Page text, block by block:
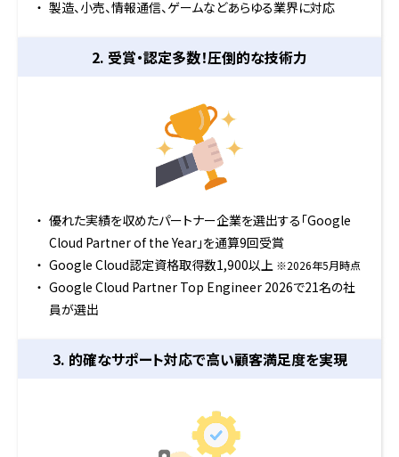
製造、小売、情報通信、ゲームなどあらゆる業界に対応
2. 受賞・認定多数！圧倒的な技術力
優れた実績を収めたパートナー企業を選出する「Google
Cloud Partner of the Year」を通算9回受賞
Google Cloud認定資格取得数1,900以上 ※2026年5月時点
Google Cloud Partner Top Engineer 2026で21名の社
員が選出
3. 的確なサポート対応で高い顧客満足度を実現